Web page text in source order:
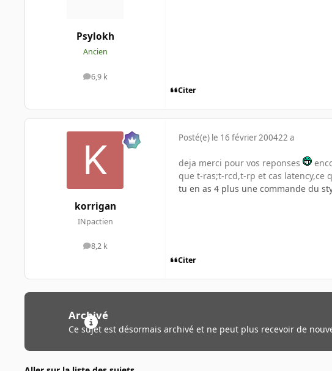
Psylokh
Ancien
6,9 k
messages
Citer
korrigan
INpactien
8,2 k
messages
Posté(e) le 16 février 200422 a
deja merci pour vos reponses
que t-ras;t-rcd,t-rp et cas latency,ce
tu en as 4 plus une commande du
Citer
Archivé
Ce sujet est désormais archivé et ne peut plus recevoir de